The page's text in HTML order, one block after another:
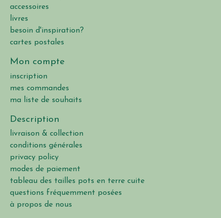
accessoires
livres
besoin d'inspiration?
cartes postales
Mon compte
inscription
mes commandes
ma liste de souhaits
Description
livraison & collection
conditions générales
privacy policy
modes de paiement
tableau des tailles pots en terre cuite
questions fréquemment posées
à propos de nous